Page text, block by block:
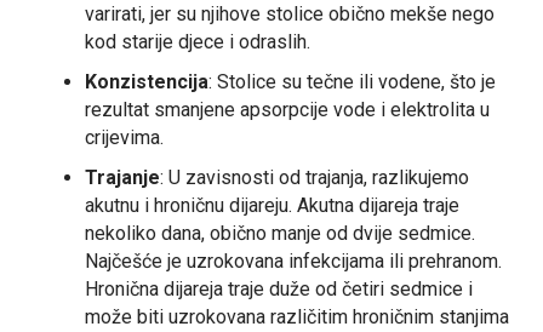
varirati, jer su njihove stolice obično mekše nego
kod starije djece i odraslih.
Konzistencija: Stolice su tečne ili vodene, što je
rezultat smanjene apsorpcije vode i elektrolita u
crijevima.
Trajanje: U zavisnosti od trajanja, razlikujemo
akutnu i hroničnu dijareju. Akutna dijareja traje
nekoliko dana, obično manje od dvije sedmice.
Najčešće je uzrokovana infekcijama ili prehranom.
Hronična dijareja traje duže od četiri sedmice i
može biti uzrokovana različitim hroničnim stanjima